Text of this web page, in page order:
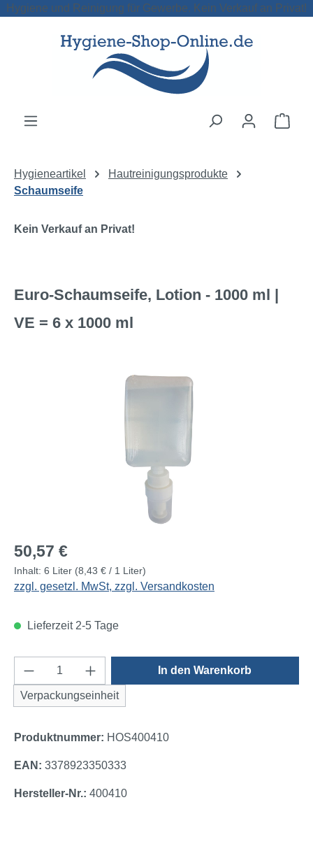
Zum Hauptinhalt springen
Hygiene und Reinigung für Gewerbe. Kein Verkauf an Privat!
Hygieneartikel
Hautreinigungsprodukte
Schaumseife
Kein Verkauf an Privat!
Euro-Schaumseife, Lotion - 1000 ml |
VE = 6 x 1000 ml
Bildergalerie überspringen
Regulärer Preis:
50,57 €
Inhalt: 6 Liter (8,43 € / 1 Liter)
zzgl. gesetzl. MwSt, zzgl. Versandkosten
Lieferzeit 2-5 Tage
Produkt Anzahl: Gib den gewünschten
Verpackungseinheit
In den Warenkorb
Produktnummer: HOS400410
EAN: 3378923350333
Hersteller-Nr.: 400410